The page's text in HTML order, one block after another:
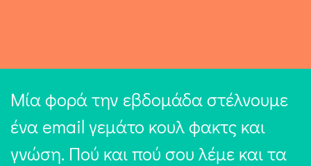
Μία φορά την εβδομάδα στέλνουμε
ένα email γεμάτο κουλ φακτς και
γνώση. Πού και πού σου λέμε και τα